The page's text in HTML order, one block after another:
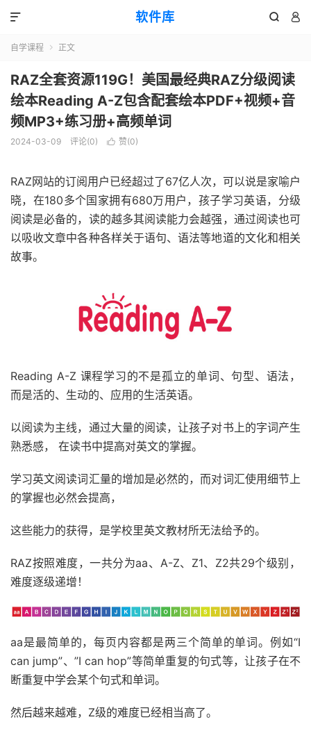
软件库  

自学课程  正文
RAZ全套资源119G！美国最经典RAZ分级阅读
绘本Reading A-Z包含配套绘本PDF+视频+音
频MP3+练习册+高频单词
2024-03-09 评论(0)  赞(0)
RAZ网站的订阅用户已经超过了67亿人次，可以说是家喻户
晓，在180多个国家拥有680万用户，孩子学习英语，分级
阅读是必备的，读的越多其阅读能力会越强，通过阅读也可
以吸收文章中各种各样关于语句、语法等地道的文化和相关
故事。
Reading A-Z 课程学习的不是孤立的单词、句型、语法，
而是活的、生动的、应用的生活英语。
以阅读为主线，通过大量的阅读，让孩子对书上的字词产生
熟悉感， 在读书中提高对英文的掌握。
学习英文阅读词汇量的增加是必然的，而对词汇使用细节上
的掌握也必然会提高，
这些能力的获得，是学校里英文教材所无法给予的。
RAZ按照难度，一共分为aa、A-Z、Z1、Z2共29个级别，
难度逐级递增！
aa是最简单的，每页内容都是两三个简单的单词。例如“I
can jump”、”I can hop”等简单重复的句式等，让孩子在不
断重复中学会某个句式和单词。
然后越来越难，Z级的难度已经相当高了。